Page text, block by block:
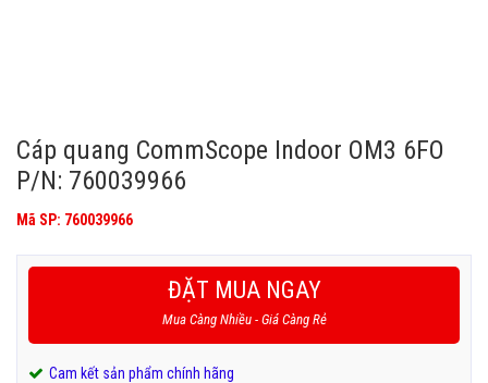
Cáp quang CommScope Indoor OM3 6FO
P/N: 760039966
Mã SP: 760039966
ĐẶT MUA NGAY
Mua Càng Nhiều - Giá Càng Rẻ
Cam kết sản phẩm chính hãng